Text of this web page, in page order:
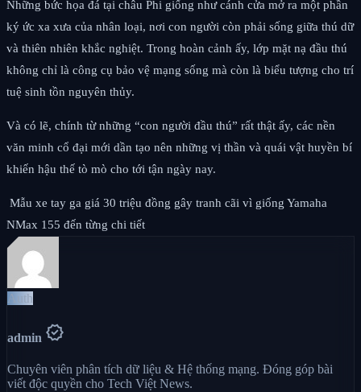
Những bức họa đá tại châu Phi giống như cánh cửa mở ra một phần
ký ức xa xưa của nhân loại, nơi con người còn phải sống giữa thú dữ
và thiên nhiên khắc nghiệt. Trong hoàn cảnh ấy, lớp mặt nạ đầu thú
không chỉ là công cụ bảo vệ mạng sống mà còn là biểu tượng cho trí
tuệ sinh tồn nguyên thủy.
Và có lẽ, chính từ những “con người đầu thú” rất thật ấy, các nền
văn minh cổ đại mới dần tạo nên những vị thần và quái vật huyền bí
khiến hậu thế tò mò cho tới tận ngày nay.
Mẫu xe tay ga giá 30 triệu đồng gây tranh cãi vì giống Yamaha
NMax 155 đến từng chi tiết
Auth
admin verified
Chuyên viên phân tích dữ liệu & Hệ thống mạng. Đóng góp bài
viết độc quyền cho Tech Việt News.